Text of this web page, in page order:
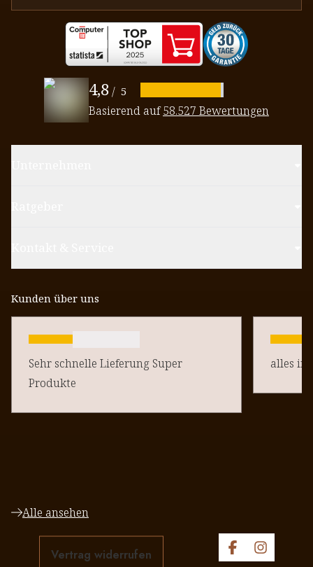
4,8/ 5
Basierend auf58.527 Bewertungen
Kunden über uns
Sehr schnelle Lieferung Super
Produkte
alles in
Alle ansehen
Vertrag widerrufen